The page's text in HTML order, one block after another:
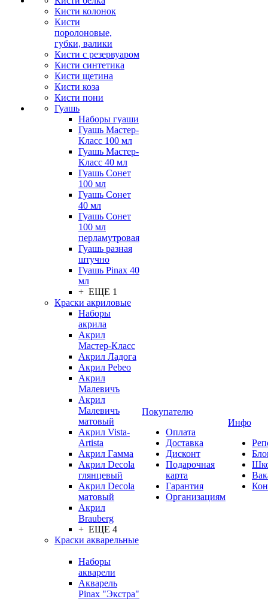
Кисти колонок
Кисти
поролоновые,
губки, валики
Кисти с резервуаром
Кисти синтетика
Кисти щетина
Кисти коза
Кисти пони
Гуашь
Наборы гуаши
Гуашь Мастер-
Класс 100 мл
Гуашь Мастер-
Класс 40 мл
Гуашь Сонет
100 мл
Гуашь Сонет
40 мл
Гуашь Сонет
100 мл
перламутровая
Гуашь разная
штучно
Гуашь Pinax 40
мл
+ ЕЩЕ 1
Краски акриловые
Наборы
акрила
Акрил
Мастер-Класс
Акрил Ладога
Акрил Pebeo
Акрил
Малевичъ
Акрил
Малевичъ
матовый
Акрил Vista-
Artista
Акрил Гамма
Акрил Decola
глянцевый
Акрил Decola
матовый
Акрил
Brauberg
+ ЕЩЕ 4
Краски акварельные
Наборы
акварели
Акварель
Pinax "Экстра"
Покупателю
Оплата
Доставка
Дисконт
Подарочная
карта
Гарантия
Организациям
Инфо